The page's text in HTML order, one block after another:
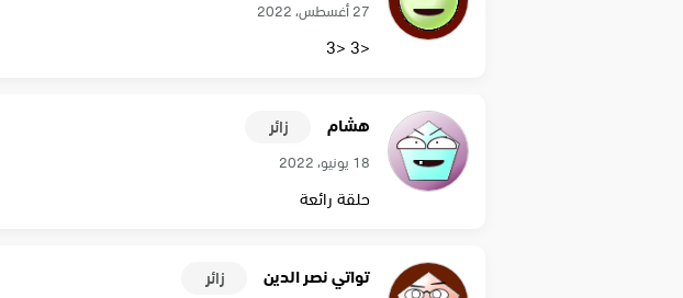
27 أغسطس، 2022
<3 <3
هشام زائر
18 يونيو، 2022
حلقة رائعة
تواتي نصر الدين زائر